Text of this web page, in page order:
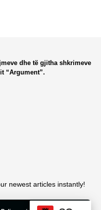
“Argument”.
newest articles instantly!